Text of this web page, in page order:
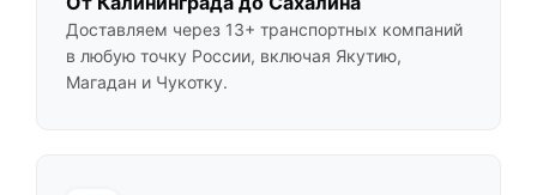
Доставляем через 13+ транспортных компаний
в любую точку России, включая Якутию,
Магадан и Чукотку.